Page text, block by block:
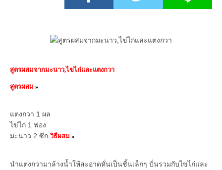
สูตรผสมจากมะนาว,ไข่ไก่และแตงกวา
สูตรผสม »
แตงกวา 1 ผล
ไข่ไก่ 1 ฟอง
มะนาว 2 ซีก วิธีผสม »
นำแตงกวามาล้างน้ำให้สะอาดหั่นเป็นชิ้นเล็กๆ ปั่นรวมกับไข่ไก่และ